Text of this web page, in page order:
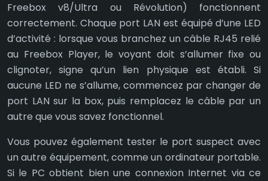
Freebox v8/Ultra ou Révolution) fonctionnent
correctement. Chaque port LAN est équipé d’une LED
d’activité : lorsque vous branchez un câble RJ45 relié
au Freebox Player, le voyant doit s’allumer fixe ou
clignoter, signe qu’un lien physique est établi. Si
aucune LED ne s’allume, commencez par changer de
port LAN sur la box, puis remplacez le câble par un
autre que vous savez fonctionnel.
Vous pouvez également tester le port suspect avec
un autre équipement, comme un ordinateur portable.
Si le PC obtient bien une connexion Internet via ce